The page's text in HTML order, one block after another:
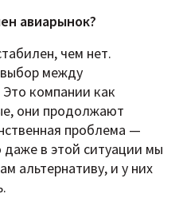
авиарынок?
чем нет.
выбор между
компании как
они продолжают
проблема —
в этой ситуации мы
альтернативу, и у них